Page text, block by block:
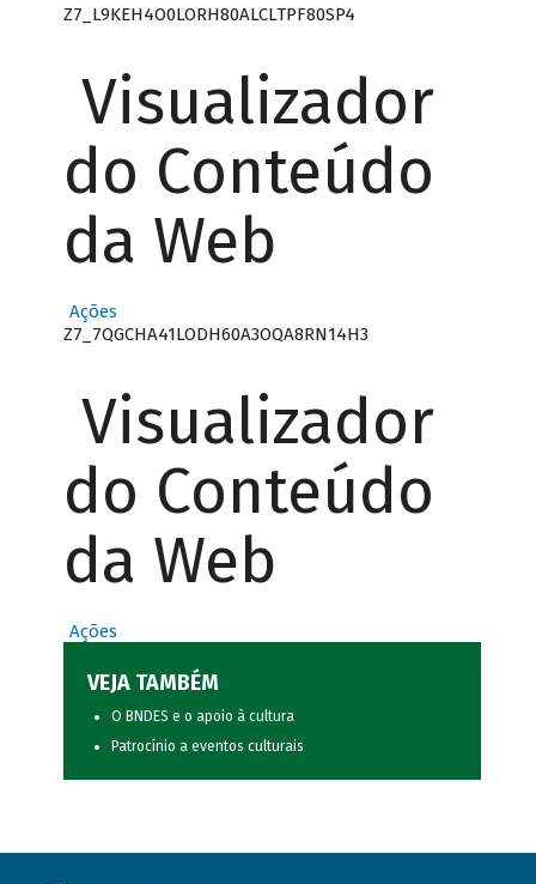
Z7_L9KEH4O0LORH80ALCLTPF80SP4
Visualizador
do Conteúdo
da Web
Ações
Z7_7QGCHA41LODH60A3OQA8RN14H3
Visualizador
do Conteúdo
da Web
Ações
VEJA TAMBÉM
O BNDES e o apoio à cultura
Patrocínio a eventos culturais